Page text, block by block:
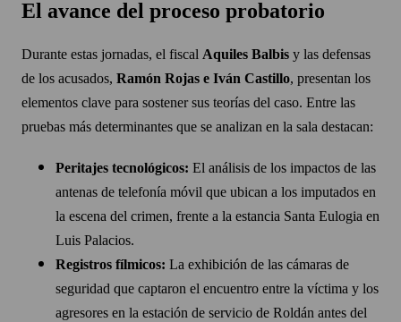
El avance del proceso probatorio
Durante estas jornadas, el fiscal Aquiles Balbis y las defensas
de los acusados, Ramón Rojas e Iván Castillo, presentan los
elementos clave para sostener sus teorías del caso. Entre las
pruebas más determinantes que se analizan en la sala destacan:
Peritajes tecnológicos: El análisis de los impactos de las
antenas de telefonía móvil que ubican a los imputados en
la escena del crimen, frente a la estancia Santa Eulogia en
Luis Palacios.
Registros fílmicos: La exhibición de las cámaras de
seguridad que captaron el encuentro entre la víctima y los
agresores en la estación de servicio de Roldán antes del